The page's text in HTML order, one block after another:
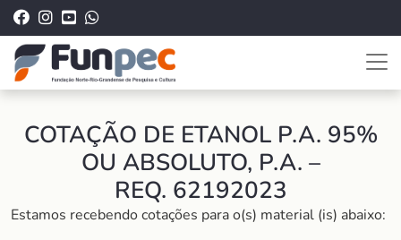
COTAÇÃO DE ETANOL P.A. 95%
OU ABSOLUTO, P.A. –
REQ. 62192023
Estamos recebendo cotações para o(s) material (is) abaixo: